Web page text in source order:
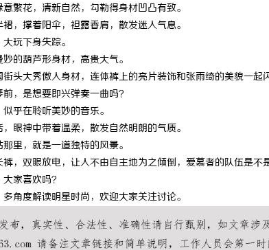
繁花，清新自然，勾勒得身材凹凸有致。
，撑着阳伞，袒露香肩，散发迷人气息。
玩下身失踪。
的葫芦形身材，高贵大气。
头大秀傲人身材，连体裤上的亮片装饰和张雨绮的美貌一起
，是想要即兴弹奏一曲吗？
乎在聆听美妙的音乐。
眼神中带着温柔，散发自然明朗的气质。
里，就是一道独特的风景。
，双眼放电，让人不由自主地为之倾倒，爱慕者的队伍是不
家喜欢吗？
角度解读明星时尚，欢迎大家关注讨论。
风险 武汉配眼镜 上海配眼镜